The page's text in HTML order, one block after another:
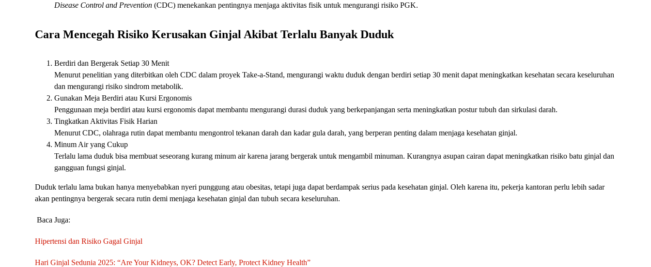
Disease Control and Prevention (CDC) menekankan pentingnya menjaga aktivitas fisik untuk mengurangi risiko PGK.
Cara Mencegah Risiko Kerusakan Ginjal Akibat Terlalu Banyak Duduk
Berdiri dan Bergerak Setiap 30 Menit
Menurut penelitian yang diterbitkan oleh CDC dalam proyek Take-a-Stand, mengurangi waktu duduk dengan berdiri setiap 30 menit dapat meningkatkan kesehatan secara keseluruhan
dan mengurangi risiko sindrom metabolik.
Gunakan Meja Berdiri atau Kursi Ergonomis
Penggunaan meja berdiri atau kursi ergonomis dapat membantu mengurangi durasi duduk yang berkepanjangan serta meningkatkan postur tubuh dan sirkulasi darah.
Tingkatkan Aktivitas Fisik Harian
Menurut CDC, olahraga rutin dapat membantu mengontrol tekanan darah dan kadar gula darah, yang berperan penting dalam menjaga kesehatan ginjal.
Minum Air yang Cukup
Terlalu lama duduk bisa membuat seseorang kurang minum air karena jarang bergerak untuk mengambil minuman. Kurangnya asupan cairan dapat meningkatkan risiko batu ginjal dan
gangguan fungsi ginjal.
Duduk terlalu lama bukan hanya menyebabkan nyeri punggung atau obesitas, tetapi juga dapat berdampak serius pada kesehatan ginjal. Oleh karena itu, pekerja kantoran perlu lebih sadar
akan pentingnya bergerak secara rutin demi menjaga kesehatan ginjal dan tubuh secara keseluruhan.
Baca Juga:
Hipertensi dan Risiko Gagal Ginjal
Hari Ginjal Sedunia 2025: “Are Your Kidneys, OK? Detect Early, Protect Kidney Health”